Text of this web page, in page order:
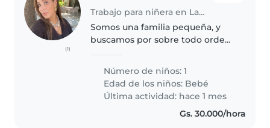
(1)
Trabajo para niñera en Lambaré
Somos una familia pequeña, y
buscamos por sobre todo orden
Número de niños: 1
Edad de los niños: Bebé
Última actividad: hace 1 mes
Gs. 30.000/hora